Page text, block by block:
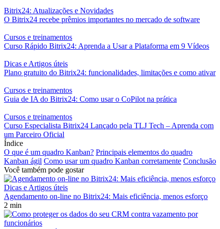
Bitrix24: Atualizações e Novidades
O Bitrix24 recebe prêmios importantes no mercado de software
Cursos e treinamentos
Curso Rápido Bitrix24: Aprenda a Usar a Plataforma em 9 Vídeos
Dicas e Artigos úteis
Plano gratuito do Bitrix24: funcionalidades, limitações e como ativar
Cursos e treinamentos
Guia de IA do Bitrix24: Como usar o CoPilot na prática
Cursos e treinamentos
Curso Especialista Bitrix24 Lançado pela TLJ Tech – Aprenda com
um Parceiro Oficial
Índice
O que é um quadro Kanban? Principais elementos do quadro
Kanban ágil Como usar um quadro Kanban corretamente Conclusão
Você também pode gostar
Dicas e Artigos úteis
Agendamento on-line no Bitrix24: Mais eficiência, menos esforço
2 min